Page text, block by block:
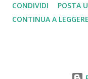
monitorato qualsiasi
scuola. In questa
CONDIVIDI
POSTA
CONTINUA A